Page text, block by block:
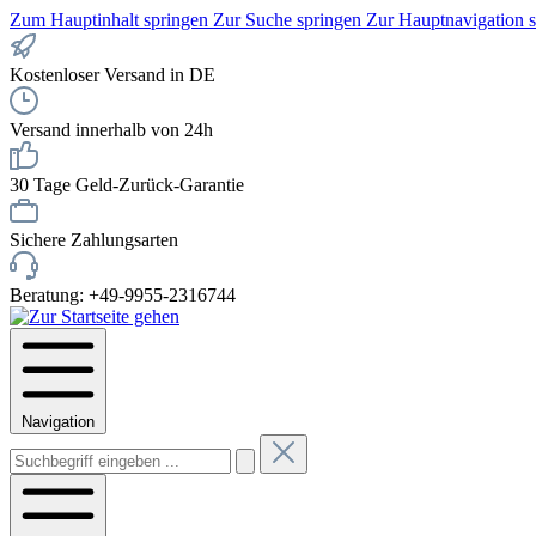
Zum Hauptinhalt springen Zur Suche springen Zur Hauptnavigation
Kostenloser Versand in DE
Versand innerhalb von 24h
30 Tage Geld-Zurück-Garantie
Sichere Zahlungsarten
Beratung: +49-9955-2316744
Navigation